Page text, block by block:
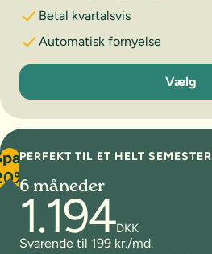
Betal kvartalsvis
Automatisk fornyelse
3 måneder
Vælg
PERFEKT TIL ET HELT SEMESTER
6 måneder
1.194DKK
Svarende til 199 kr./md.